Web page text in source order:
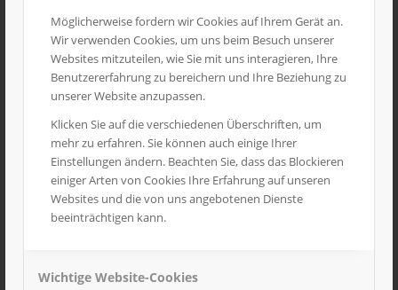
Möglicherweise fordern wir Cookies auf Ihrem Gerät an.
Wir verwenden Cookies, um uns beim Besuch unserer
Websites mitzuteilen, wie Sie mit uns interagieren, Ihre
Benutzererfahrung zu bereichern und Ihre Beziehung zu
unserer Website anzupassen.
Klicken Sie auf die verschiedenen Überschriften, um
mehr zu erfahren. Sie können auch einige Ihrer
Einstellungen ändern. Beachten Sie, dass das Blockieren
einiger Arten von Cookies Ihre Erfahrung auf unseren
Websites und die von uns angebotenen Dienste
beeinträchtigen kann.
Wichtige Website-Cookies
19,90€ inkl. MwSt